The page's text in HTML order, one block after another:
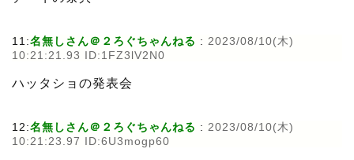
11:名無しさん＠２ろぐちゃんねる : 2023/08/10(木)
10:21:21.93 ID:1FZ3lV2N0
ハッタショの発表会
12:名無しさん＠２ろぐちゃんねる : 2023/08/10(木)
10:21:23.97 ID:6U3mogp60